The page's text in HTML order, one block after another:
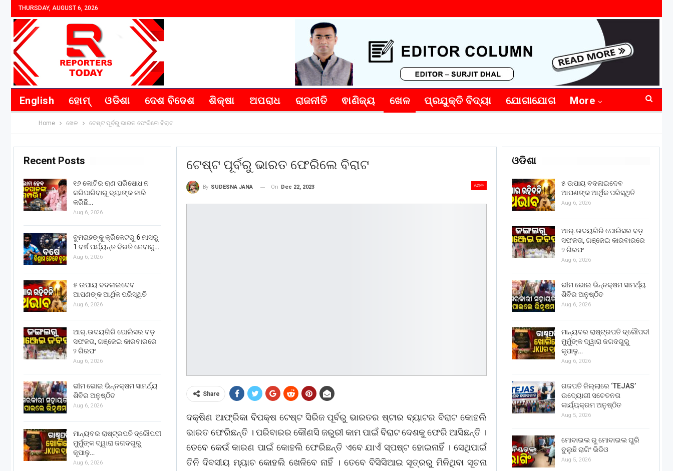
THURSDAY, AUGUST 6, 2026
English ହୋମ୍ ଓଡିଶା ଦେଶ ବିଦେଶ ଶିକ୍ଷା ଅପରାଧ ରାଜନୀତି ଵାଣିଜ୍ୟ ଖେଳ ପ୍ରଯୁକ୍ତି ବିଦ୍ୟା ଯୋଗାଯୋଗ More
Home ଖେଳ ଟେଷ୍ଟ ପୂର୍ବରୁ ଭାରତ ଫେରିଲେ ବିରାଟ
ଟେଷ୍ଟ ପୂର୍ବରୁ ଭାରତ ଫେରିଲେ ବିରାଟ
ଖେଳ
By SUDESNA JANA On Dec 22, 2023
Share
ଦକ୍ଷିଣ ଆଫ୍ରିକା ବିପକ୍ଷ ଟେଷ୍ଟ ସିରିଜ ପୂର୍ବରୁ ଭାରତର ଷ୍ଟାର ବ୍ୟାଟର ବିରାଟ କୋହଲି
ଭାରତ ଫେରିଛନ୍ତି । ପରିବାରର କୌଣସି ଜରୁରୀ କାମ ପାଇଁ ବିରାଟ ଦେଶକୁ ଫେରି ଆସିଛନ୍ତି ।
ତେବେ କେଉଁ କାରଣ ପାଇଁ କୋହଲି ଫେରିଛନ୍ତି ଏବେ ଯାଏଁ ସ୍ପଷ୍ଟ ହୋଇନାହିଁ । ସେଥିପାଇଁ
ତିନି ଦିବସୀୟ ମ୍ୟାଚ କୋହଲି ଖେଳିବେ ନାହିଁ । ତେବେ ବିସିସିଆଇ ସୂତ୍ରରୁ ମିଳିଥିବା ସୂଚନା
ଓଡିଶା
୫ ଉପାୟ ବଦଳାଇଦେବ
ଆପଣଙ୍କ ଆର୍ଥିକ ପରିସ୍ଥିତି
Aug 6, 2026
ଆର୍.ଉଦୟଗିରି ପୋଲିସର ବଡ଼
ସଫଳତା, ଗଞ୍ଜେଇ କାରବାରରେ
୨ ଗିରଫ
Aug 6, 2026
ଭୀମ ଭୋଇ ଭିନ୍ନକ୍ଷମ ସାମର୍ଥ୍ୟ
ଶିବିର ଅନୁଷ୍ଠିତ
Aug 6, 2026
ମାନ୍ୟବର ରାଷ୍ଟ୍ରପତି ଦ୍ରୌପଦୀ
ମୁର୍ମୁଙ୍କ ଦ୍ୱାରା ଜଗଦଗୁରୁ
କୃପାଳୁ…
Aug 6, 2026
ଗଜପତି ଜିଲ୍ଲାରେ ‘TEJAS’
ଉଦ୍ୟୋଗୀ ସଚେତନତା
କାର୍ଯ୍ୟକ୍ରମ ଅନୁଷ୍ଠିତ
Aug 5, 2026
ମୋବାଇଲ ରୁ ମୋବାଇଲ ଘୁରି
ବୁଲୁଛି ରାଗିଂ ଭିଡିଓ
Aug 5, 2026
Recent Posts
୧୬ କୋଟିର ଋଣ ପରିଷୋଧ ନ
କରିପାରିବାରୁ ବ୍ୟାଙ୍କ ଜାରି
କରିଛି…
Aug 6, 2026
ବୁମରାହଙ୍କୁ କ୍ରିକେଟରୁ 6 ମାସରୁ
1 ବର୍ଷ ପର୍ଯ୍ୟନ୍ତ ବିରତି ନେବାକୁ…
Aug 6, 2026
୫ ଉପାୟ ବଦଳାଇଦେବ
ଆପଣଙ୍କ ଆର୍ଥିକ ପରିସ୍ଥିତି
Aug 6, 2026
ଆର୍.ଉଦୟଗିରି ପୋଲିସର ବଡ଼
ସଫଳତା, ଗଞ୍ଜେଇ କାରବାରରେ
୨ ଗିରଫ
Aug 6, 2026
ଭୀମ ଭୋଇ ଭିନ୍ନକ୍ଷମ ସାମର୍ଥ୍ୟ
ଶିବିର ଅନୁଷ୍ଠିତ
Aug 6, 2026
ମାନ୍ୟବର ରାଷ୍ଟ୍ରପତି ଦ୍ରୌପଦୀ
ମୁର୍ମୁଙ୍କ ଦ୍ୱାରା ଜଗଦଗୁରୁ
କୃପାଳୁ…
Aug 6, 2026